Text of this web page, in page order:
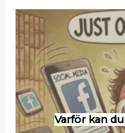
Varför kan